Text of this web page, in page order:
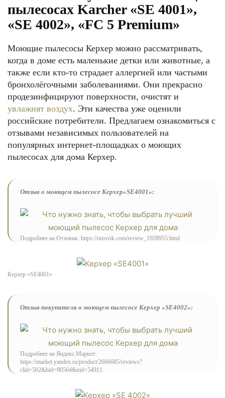
пылесосах Karcher «SE 4001»,
«SE 4002», «FC 5 Premium»
Моющие пылесосы Керхер можно рассматривать,
когда в доме есть маленькие детки или животные, а
также если кто-то страдает аллергией или частыми
бронхолёгочными заболеваниями. Они прекрасно
продезинфицируют поверхности, очистят и
увлажнят воздух. Эти качества уже оценили
российские потребители. Предлагаем ознакомиться с
отзывами независимых пользователей на
популярных интернет-площадках о моющих
пылесосах для дома Керхер.
Отзыв о моющем пылесосе Керхер«SE4001»:
Подробнее на Отзовик: https://otzovik.com/review_1928955.html
Керхер «SE4001»
Отзыв покупателя о моющем пылесосе Керхер «SE4002»:
Подробнее на Яндекс.Маркет:
https://market.yandex.ru/product/2666685/reviews?
clid=502&hid=90564&nid=54911